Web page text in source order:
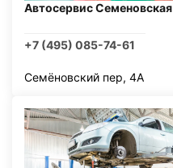
Автосервис Семеновская
+7 (495) 085-74-61
Семёновский пер, 4А